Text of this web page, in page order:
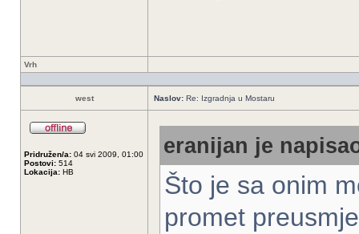
Vrh
west Naslov: Re: Izgradnja u Mostaru
Pridružen/a: 04 svi 2009, 01:00
Postovi: 514
Lokacija: HB
eranijan je
Što je sa onim
promet